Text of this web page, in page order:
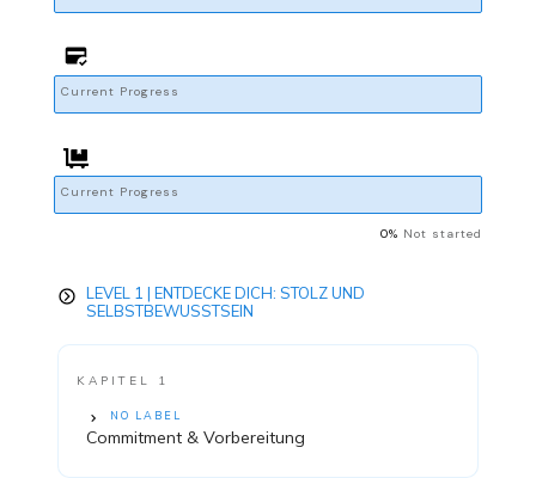
Current Progress
Current Progress
0% Not started
LEVEL 1 | ENTDECKE DICH: STOLZ UND
SELBSTBEWUSSTSEIN
KAPITEL 1
NO LABEL
Commitment & Vorbereitung